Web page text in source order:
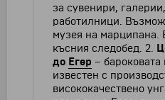
за сувенири,
работилници.
музея на
късния следобед. 2.
до Егер –
известен с
висококачествено